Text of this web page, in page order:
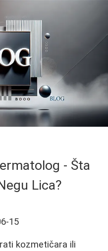
- Šta
Lica?
15
kozmetičara ili